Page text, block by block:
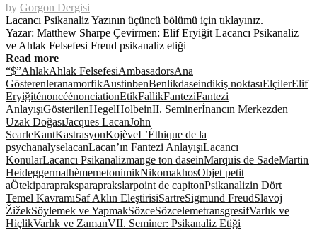
by Gorgon Dergisi
Lacancı Psikanaliz Yazının üçüncü bölümü için tıklayınız.
Yazar: Matthew Sharpe Çevirmen: Elif Eryiğit Lacancı Psikanaliz
ve Ahlak Felsefesi Freud psikanaliz etiği
Read more
“$”AhlakAhlak FelsefesiAmbasadorsAna
GösterenleranamorfikAustinbenBenlikdaseindikiş noktasıElçilerElif
EryiğiténoncéénonciationEtikFallikFanteziFantezi
AnlayışıGösterilenHegelHolbeinII. Seminerİnancın Merkezden
Uzak DoğasıJacques LacanJohn
SearleKantKastrasyonKojèveL’Éthique de la
psychanalyselacanLacan’ın Fantezi AnlayışıLacancı
KonularLacancı Psikanalizmange ton daseinMarquis de SadeMartin
HeideggermathèmemetonimikNikomakhosObjet petit
aÖtekiparapraksparaprakslarpoint de capitonPsikanalizin Dört
Temel KavramıSaf Aklın EleştirisiSartreSigmund FreudSlavoj
ŽižekSöylemek ve YapmakSözceSözcelemetransgresifVarlık ve
HiçlikVarlık ve ZamanVII. Seminer: Psikanaliz Etiği